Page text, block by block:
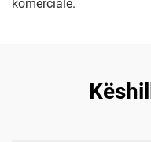
komerciale.